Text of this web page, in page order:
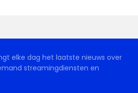
elke dag het laatste nieuws over
streamingdiensten en